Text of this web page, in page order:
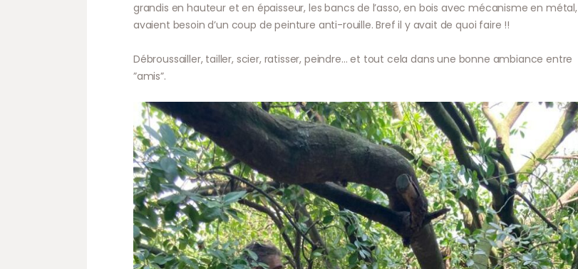
grandis en hauteur et en épaisseur, les bancs de l’asso, en bois avec mécanisme en métal,
avaient besoin d’un coup de peinture anti-rouille. Bref il y avait de quoi faire !!
Débroussailler, tailler, scier, ratisser, peindre… et tout cela dans une bonne ambiance entre
”amis”.